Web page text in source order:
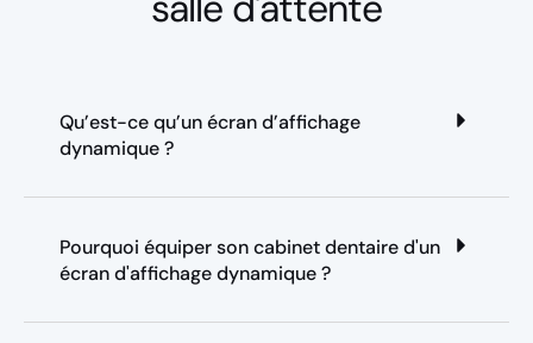
Qu’est-ce qu’un écran d’affichage
dynamique ?
Pourquoi équiper son cabinet dentaire d'un
écran d'affichage dynamique ?